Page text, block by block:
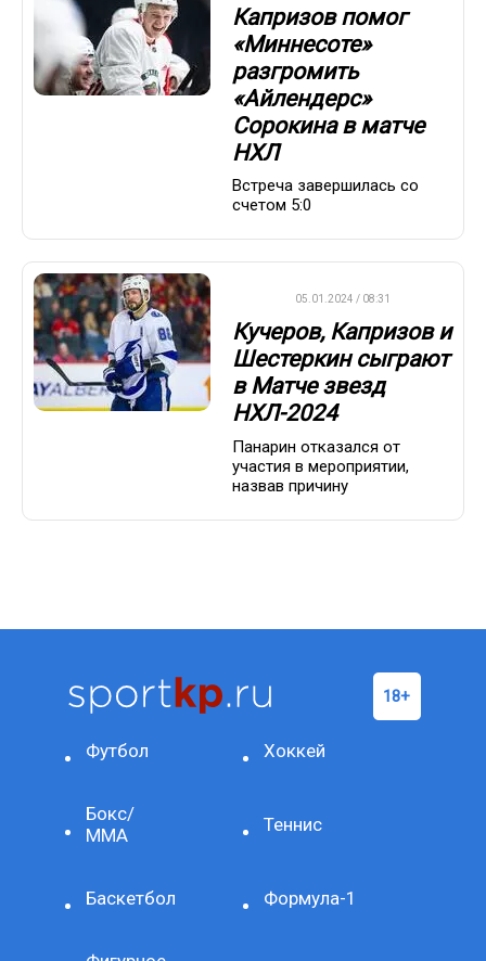
Капризов помог
«Миннесоте»
разгромить
«Айлендерс»
Сорокина в матче
НХЛ
Встреча завершилась со
счетом 5:0
05.01.2024 / 08:31
Кучеров, Капризов и
Шестеркин сыграют
в Матче звезд
НХЛ-2024
Панарин отказался от
участия в мероприятии,
назвав причину
Футбол Хоккей
Бокс/
ММА
Теннис
Баскетбол Формула-1